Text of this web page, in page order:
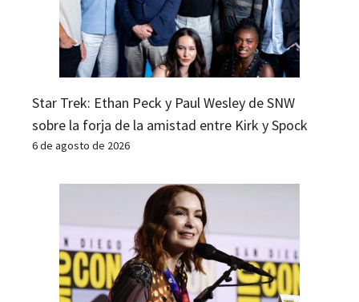
Star Trek: Ethan Peck y Paul Wesley de SNW
sobre la forja de la amistad entre Kirk y Spock
6 de agosto de 2026